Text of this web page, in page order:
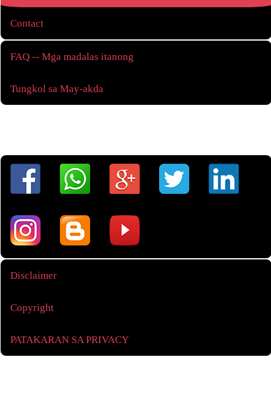
Contact
FAQ -- Mga madalas itanong
Tungkol sa May-akda
Disclaimer
Copyright
PATAKARAN SA PRIVACY